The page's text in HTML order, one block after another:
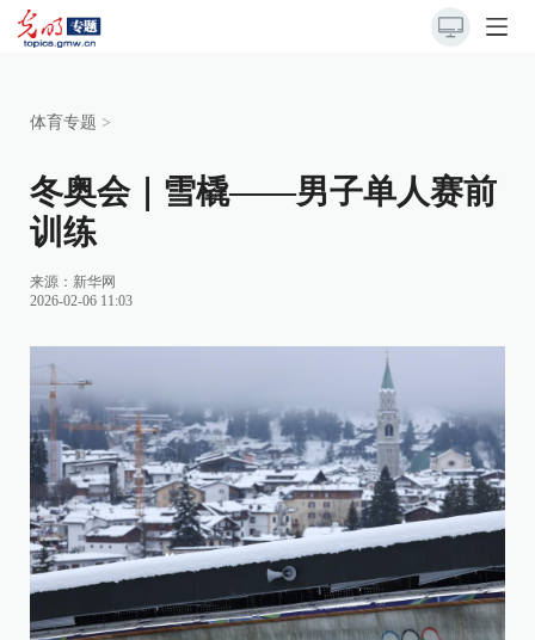
体育专题 >
冬奥会｜雪橇——男子单人赛前
训练
来源： 新华网
2026-02-06 11:03